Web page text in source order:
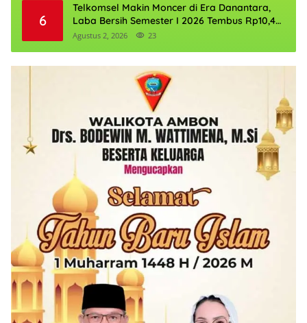
6
Telkomsel Makin Moncer di Era Danantara,
Laba Bersih Semester I 2026 Tembus Rp10,4
Triliun
Agustus 2, 2026 23